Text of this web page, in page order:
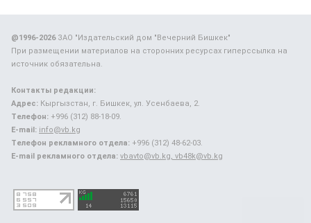
@1996-2026ЗАО "Издательский дом "Вечерний Бишкек"
При размещении материалов на сторонних ресурсах гиперссылка на
источник обязательна.
Контакты редакции:
Адрес: Кыргызстан, г. Бишкек, ул. Усенбаева, 2.
Телефон: +996 (312) 88-18-09.
E-mail: info@vb.kg
Телефон рекламного отдела: +996 (312) 48-62-03.
E-mail рекламного отдела: vbavto@vb.kg, vb48k@vb.kg